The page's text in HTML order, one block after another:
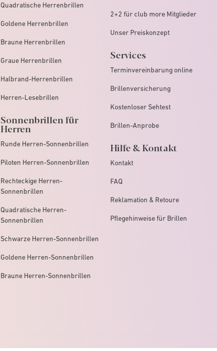
Quadratische Herrenbrillen
Goldene Herrenbrillen
Braune Herrenbrillen
Graue Herrenbrillen
Halbrand-Herrenbrillen
Herren-Lesebrillen
Sonnenbrillen für
Herren
Runde Herren-Sonnenbrillen
Piloten Herren-Sonnenbrillen
Rechteckige Herren-
Sonnenbrillen
Quadratische Herren-
Sonnenbrillen
Schwarze Herren-Sonnenbrillen
Goldene Herren-Sonnenbrillen
Braune Herren-Sonnenbrillen
2+2 für club more Mitglieder
Unser Preiskonzept
Services
Terminvereinbarung online
Brillenversicherung
Kostenloser Sehtest
Brillen-Anprobe
Hilfe & Kontakt
Kontakt
FAQ
Reklamation & Retoure
Pflegehinweise für Brillen